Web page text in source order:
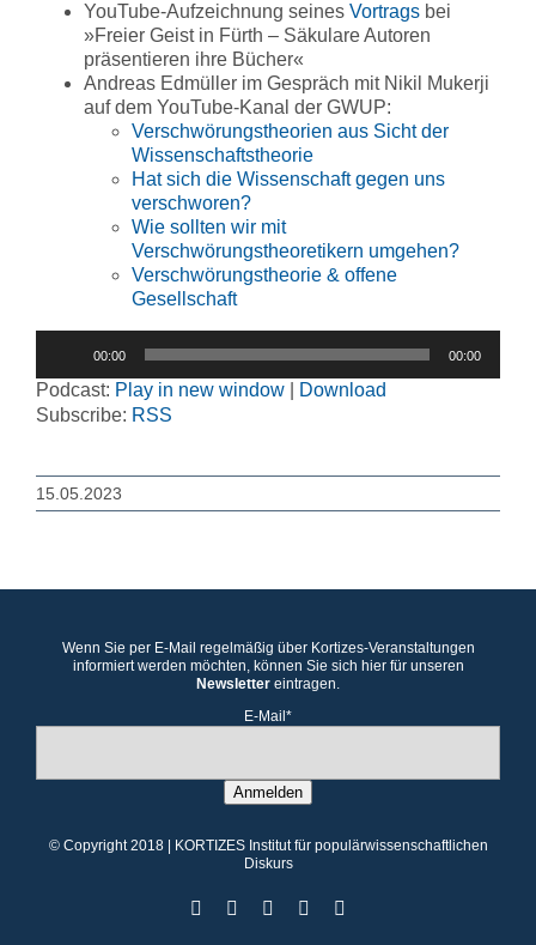
YouTube-Aufzeichnung seines Vortrags bei
»Freier Geist in Fürth – Säkulare Autoren
präsentieren ihre Bücher«
Andreas Edmüller im Gespräch mit Nikil Mukerji
auf dem YouTube-Kanal der GWUP:
Verschwörungstheorien aus Sicht der
Wissenschaftstheorie
Hat sich die Wissenschaft gegen uns
verschworen?
Wie sollten wir mit
Verschwörungstheoretikern umgehen?
Verschwörungstheorie & offene
Gesellschaft
00:00 00:00
Podcast: Play in new window
Download
Subscribe: RSS
15.05.2023
Wenn Sie per E-Mail regelmäßig über Kortizes-Veranstaltungen
informiert werden möchten, können Sie sich hier für unseren
Newsletter eintragen.
E-Mail*
Anmelden
© Copyright 2018 | KORTIZES Institut für populärwissenschaftlichen
Diskurs
Facebook InstagramYouTube